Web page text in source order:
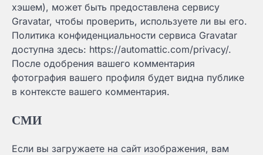
хэшем), может быть предоставлена сервису
Gravatar, чтобы проверить, используете ли вы его.
Политика конфиденциальности сервиса Gravatar
доступна здесь: https://automattic.com/privacy/.
После одобрения вашего комментария
фотография вашего профиля будет видна публике
в контексте вашего комментария.
СМИ
Если вы загружаете на сайт изображения, вам